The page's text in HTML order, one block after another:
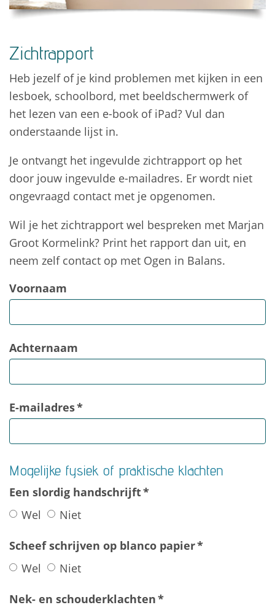
Zichtrapport
Heb jezelf of je kind problemen met kijken in een
lesboek, schoolbord, met beeldschermwerk of
het lezen van een e-book of iPad? Vul dan
onderstaande lijst in.
Je ontvangt het ingevulde zichtrapport op het
door jouw ingevulde e-mailadres. Er wordt niet
ongevraagd contact met je opgenomen.
Wil je het zichtrapport wel bespreken met Marjan
Groot Kormelink? Print het rapport dan uit, en
neem zelf contact op met Ogen in Balans.
Voornaam
Achternaam
E-mailadres*
Mogelijke fysiek of praktische klachten
Een slordig handschrijft*
Wel
Niet
Scheef schrijven op blanco papier*
Wel
Niet
Nek- en schouderklachten*